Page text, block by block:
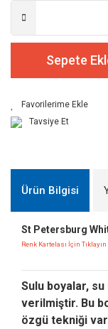
Sepete
Tavsiye Et
Ürün Bilgisi
St Petersburg
Renk Kartelası İçin Tıklayın
Sulu boyalar, su
verilmiştir. Bu
özgü tekniği